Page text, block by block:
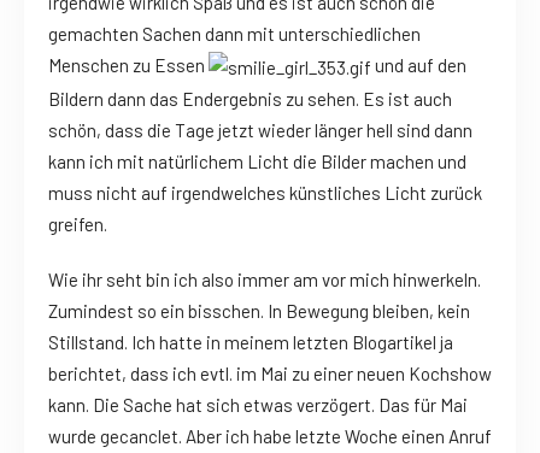
gemachten Sachen dann mit unterschiedlichen
Menschen zu Essen
und auf den
Bildern dann das Endergebnis zu sehen. Es ist auch
schön, dass die Tage jetzt wieder länger hell sind dann
kann ich mit natürlichem Licht die Bilder machen und
muss nicht auf irgendwelches künstliches Licht zurück
greifen.
Wie ihr seht bin ich also immer am vor mich hinwerkeln.
Zumindest so ein bisschen. In Bewegung bleiben, kein
Stillstand. Ich hatte in meinem letzten Blogartikel ja
berichtet, dass ich evtl. im Mai zu einer neuen Kochshow
kann. Die Sache hat sich etwas verzögert. Das für Mai
wurde gecanclet. Aber ich habe letzte Woche einen Anruf